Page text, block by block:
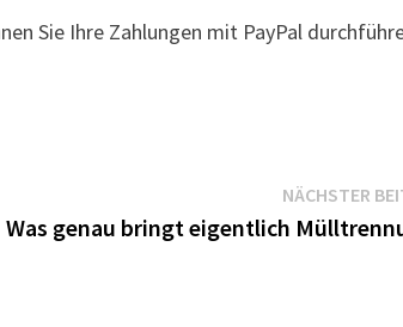
Sie Ihre Zahlungen mit PayPal
NÄCHSTER
Was genau bringt eigentlich